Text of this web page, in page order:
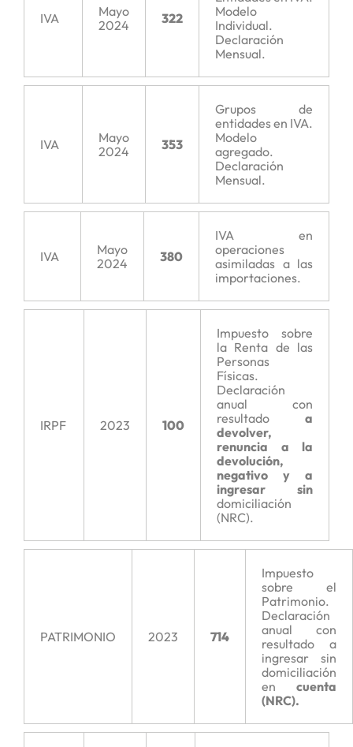
IVA
Mayo
2024
322
Modelo
Individual.
Declaración
Mensual.
IVA
Mayo
2024
353
Grupos de
entidades en IVA.
Modelo
agregado.
Declaración
Mensual.
IVA
Mayo
2024
380
IVA en
operaciones
asimiladas a las
importaciones.
IRPF 2023 100
Impuesto sobre
la Renta de las
Personas
Físicas.
Declaración
anual con
resultado a
devolver,
renuncia a la
devolución,
negativo y a
ingresar sin
domiciliación
(NRC).
PATRIMONIO 2023 714
Impuesto
sobre el
Patrimonio.
Declaración
anual con
resultado a
ingresar sin
domiciliación
en cuenta
(NRC).